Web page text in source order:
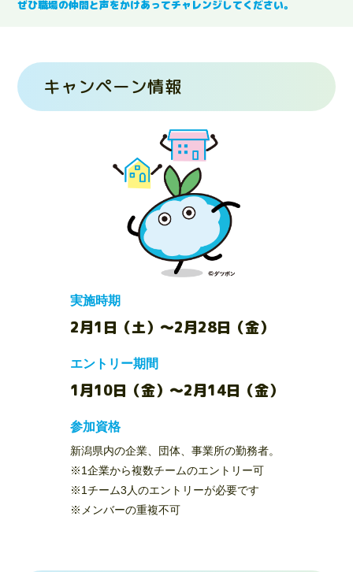
ぜひ職場の仲間と声をかけあってチャレンジしてください。
キャンペーン情報
実施時期
2月1日（土）～2月28日（金）
エントリー期間
1月10日（金）～2月14日（金）
参加資格
新潟県内の企業、団体、事業所の勤務者。
※1企業から複数チームのエントリー可
※1チーム3人のエントリーが必要です
※メンバーの重複不可